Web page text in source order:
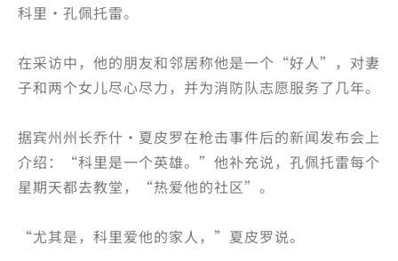
科里·孔佩托雷。
在采访中，他的朋友和邻居称他是一个“好人”，对妻
子和两个女儿尽心尽力，并为消防队志愿服务了几年。
据宾州州长乔什·夏皮罗在枪击事件后的新闻发布会上
介绍：“科里是一个英雄。”他补充说，孔佩托雷每个
星期天都去教堂，“热爱他的社区”。
“尤其是，科里爱他的家人，”夏皮罗说。